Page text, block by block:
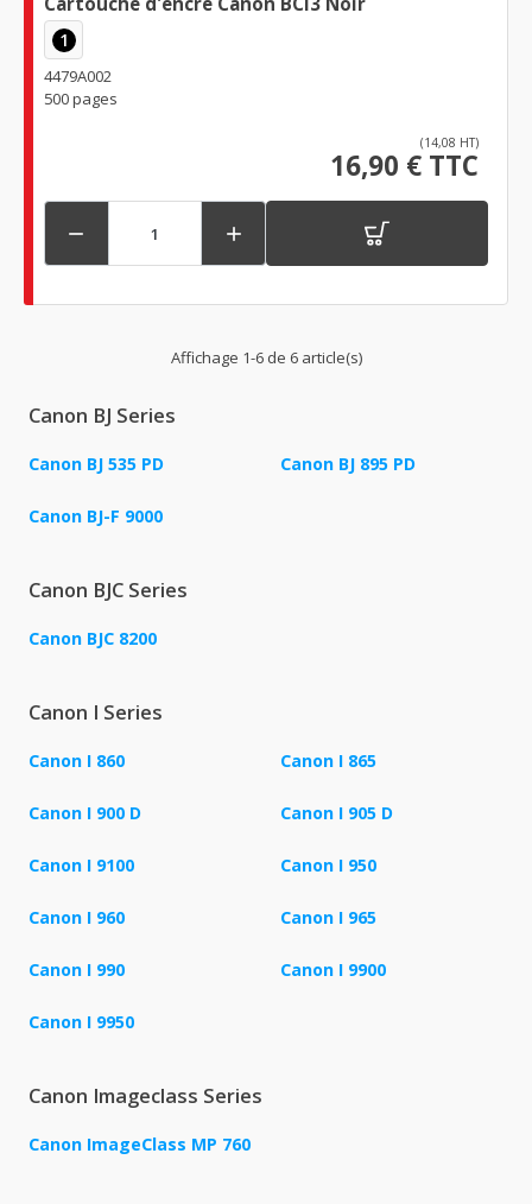
1
4479A002
500 pages
(14,08 HT)
16,90 € TTC
 
Affichage 1-6 de 6 article(s)
Canon BJ Series
Canon BJ 535 PD Canon BJ 895 PD
Canon BJ-F 9000
Canon BJC Series
Canon BJC 8200
Canon I Series
Canon I 860 Canon I 865
Canon I 900 D Canon I 905 D
Canon I 9100 Canon I 950
Canon I 960 Canon I 965
Canon I 990 Canon I 9900
Canon I 9950
Canon Imageclass Series
Canon ImageClass MP 760